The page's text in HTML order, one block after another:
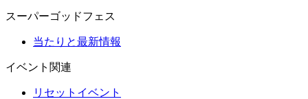
スーパーゴッドフェス
当たりと最新情報
イベント関連
リセットイベント